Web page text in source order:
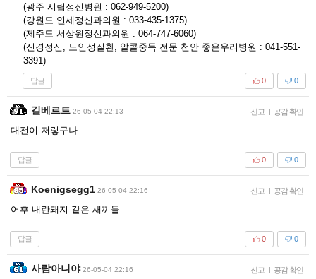
(광주 시립정신병원 : 062-949-5200)
(강원도 연세정신과의원 : 033-435-1375)
(제주도 서상원정신과의원 : 064-747-6060)
(신경정신, 노인성질환, 알콜중독 전문 천안 좋은우리병원 : 041-551-
3391)
답글 0
0
길베르트 26-05-04 22:13 신고 | 공감 확인
대전이 저렇구나
답글 0
0
Koenigsegg1 26-05-04 22:16 신고 | 공감 확인
어후 내란돼지 같은 새끼들
답글 0
0
사람아니야 26-05-04 22:16 신고 | 공감 확인